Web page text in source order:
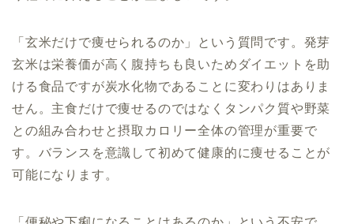
「玄米だけで痩せられるのか」という質問です。発芽
玄米は栄養価が高く腹持ちも良いためダイエットを助
ける食品ですが炭水化物であることに変わりはありま
せん。主食だけで痩せるのではなくタンパク質や野菜
との組み合わせと摂取カロリー全体の管理が重要で
す。バランスを意識して初めて健康的に痩せることが
可能になります。